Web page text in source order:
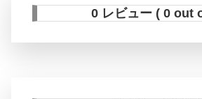
0 レビュー ( 0 out